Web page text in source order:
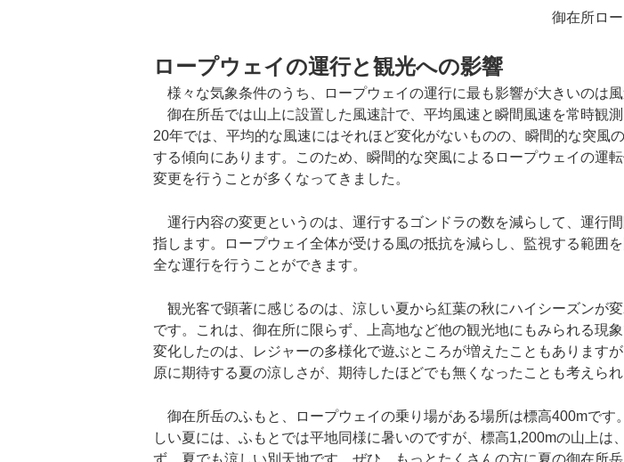
御在所ロ
ロープウェイの運行と観光への影響
様々な気象条件のうち、ロープウェイの運行に最も影響が大きいのは風
御在所岳では山上に設置した風速計で、平均風速と瞬間風速を常時観測
20年では、平均的な風速にはそれほど変化がないものの、瞬間的な突風
する傾向にあります。このため、瞬間的な突風によるロープウェイの運
変更を行うことが多くなってきました。
運行内容の変更というのは、運行するゴンドラの数を減らして、運行
指します。ロープウェイ全体が受ける風の抵抗を減らし、監視する範囲
全な運行を行うことができます。
観光客で顕著に感じるのは、涼しい夏から紅葉の秋にハイシーズンが
です。これは、御在所に限らず、上高地など他の観光地にもみられる現
変化したのは、レジャーの多様化で遊ぶところが増えたこともあります
原に期待する夏の涼しさが、期待したほどでも無くなったことも考えられ
御在所岳のふもと、ロープウェイの乗り場がある場所は標高400mです
しい夏には、ふもとでは平地同様に暑いのですが、標高1,200mの山上は
ず、夏でも涼しい別天地です。ぜひ、もっとたくさんの方に夏の御在所